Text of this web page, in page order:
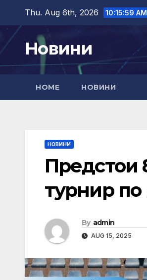
content
Thu. Aug 6th, 2026 10:16:01 AM
Новини
HOME НОВИНИ
НОВИНИ
Предстои
турнир по
By admin
AUG 15, 2025